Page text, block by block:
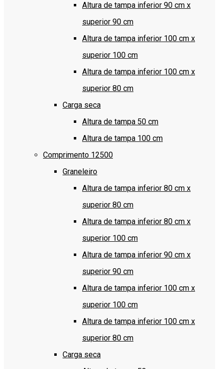
Altura de tampa inferior 90 cm x
superior 90 cm
Altura de tampa inferior 100 cm x
superior 100 cm
Altura de tampa inferior 100 cm x
superior 80 cm
Carga seca
Altura de tampa 50 cm
Altura de tampa 100 cm
Comprimento 12500
Graneleiro
Altura de tampa inferior 80 cm x
superior 80 cm
Altura de tampa inferior 80 cm x
superior 100 cm
Altura de tampa inferior 90 cm x
superior 90 cm
Altura de tampa inferior 100 cm x
superior 100 cm
Altura de tampa inferior 100 cm x
superior 80 cm
Carga seca